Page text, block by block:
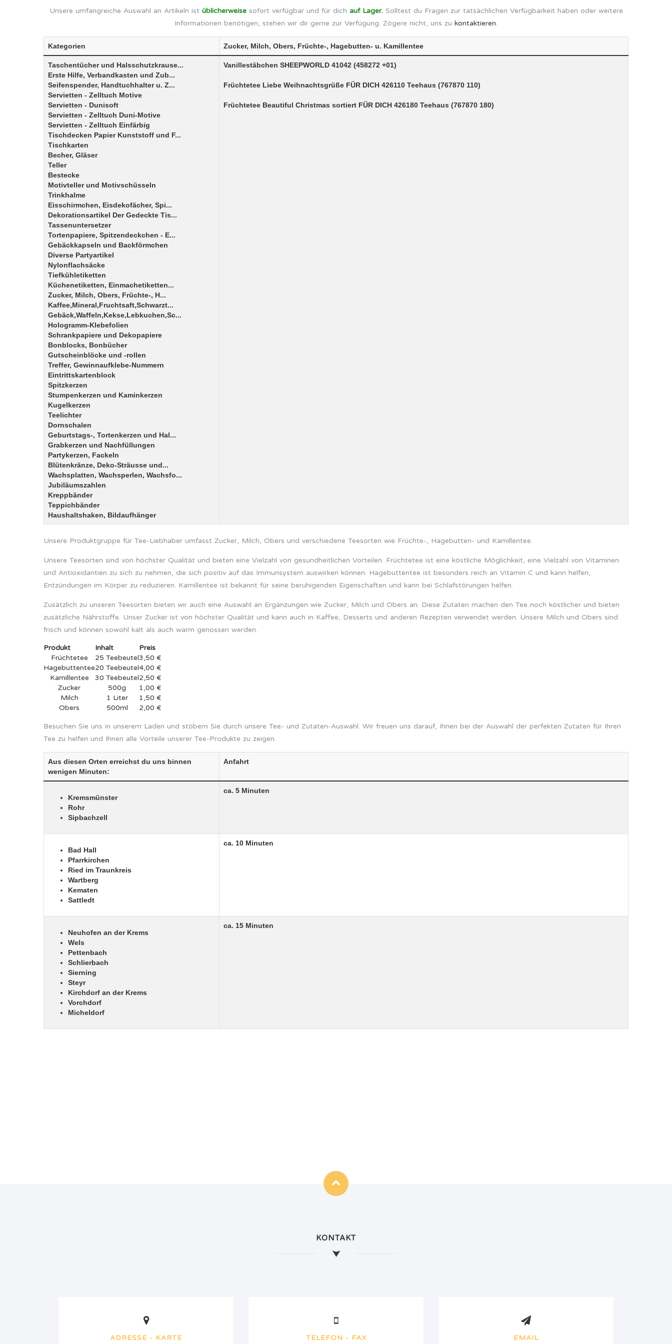
Unsere umfangreiche Auswahl an Artikeln ist üblicherweisesofort verfügbar und für dich auf Lager.Solltest du Fragen zur tatsächlichen Verfügbarkeit haben oder weitere
Informationen benötigen, stehen wir dir gerne zur Verfügung. Zögere nicht, uns zu kontaktieren.
Kategorien Zucker, Milch, Obers, Früchte-, Hagebutten- u. Kamillentee
Taschentücher und Halsschutzkrause...
Erste Hilfe, Verbandkasten und Zub...
Seifenspender, Handtuchhalter u. Z...
Servietten - Zelltuch Motive
Servietten - Dunisoft
Servietten - Zelltuch Duni-Motive
Servietten - Zelltuch Einfärbig
Tischdecken Papier Kunststoff und F...
Tischkarten
Becher, Gläser
Teller
Bestecke
Motivteller und Motivschüsseln
Trinkhalme
Eisschirmchen, Eisdekofächer, Spi...
Dekorationsartikel Der Gedeckte Tis...
Tassenuntersetzer
Tortenpapiere, Spitzendeckchen - E...
Gebäckkapseln und Backförmchen
Diverse Partyartikel
Nylonflachsäcke
Tiefkühletiketten
Küchenetiketten, Einmachetiketten...
Zucker, Milch, Obers, Früchte-, H...
Kaffee,Mineral,Fruchtsaft,Schwarzt...
Gebäck,Waffeln,Kekse,Lebkuchen,Sc...
Hologramm-Klebefolien
Schrankpapiere und Dekopapiere
Bonblocks, Bonbücher
Gutscheinblöcke und -rollen
Treffer, Gewinnaufklebe-Nummern
Eintrittskartenblock
Spitzkerzen
Stumpenkerzen und Kaminkerzen
Kugelkerzen
Teelichter
Dornschalen
Geburtstags-, Tortenkerzen und Hal...
Grabkerzen und Nachfüllungen
Partykerzen, Fackeln
Blütenkränze, Deko-Sträusse und...
Wachsplatten, Wachsperlen, Wachsfo...
Jubiläumszahlen
Kreppbänder
Teppichbänder
Haushaltshaken, Bildaufhänger
Vanillestäbchen SHEEPWORLD 41042 (458272 +01)
Früchtetee Liebe Weihnachtsgrüße FÜR DICH 426110 Teehaus (767870 110)
Früchtetee Beautiful Christmas sortiert FÜR DICH 426180 Teehaus (767870 180)
Unsere Produktgruppe für Tee-Liebhaber umfasst Zucker, Milch, Obers und verschiedene Teesorten wie Früchte-, Hagebutten- und Kamillentee.
Unsere Teesorten sind von höchster Qualität und bieten eine Vielzahl von gesundheitlichen Vorteilen. Früchtetee ist eine köstliche Möglichkeit, eine Vielzahl von Vitaminen
und Antioxidantien zu sich zu nehmen, die sich positiv auf das Immunsystem auswirken können. Hagebuttentee ist besonders reich an Vitamin C und kann helfen,
Entzündungen im Körper zu reduzieren. Kamillentee ist bekannt für seine beruhigenden Eigenschaften und kann bei Schlafstörungen helfen.
Zusätzlich zu unseren Teesorten bieten wir auch eine Auswahl an Ergänzungen wie Zucker, Milch und Obers an. Diese Zutaten machen den Tee noch köstlicher und bieten
zusätzliche Nährstoffe. Unser Zucker ist von höchster Qualität und kann auch in Kaffee, Desserts und anderen Rezepten verwendet werden. Unsere Milch und Obers sind
frisch und können sowohl kalt als auch warm genossen werden.
Produkt Inhalt
Preis
Früchtetee
25 Teebeutel3,50 €
Hagebuttentee20 Teebeutel4,00 €
Kamillentee
30 Teebeutel2,50 €
Zucker
500g
1,00 €
Milch
1 Liter
1,50 €
Obers
500ml 2,00 €
Besuchen Sie uns in unserem Laden und stöbern Sie durch unsere Tee- und Zutaten-Auswahl. Wir freuen uns darauf, Ihnen bei der Auswahl der perfekten Zutaten für Ihren
Tee zu helfen und Ihnen alle Vorteile unserer Tee-Produkte zu zeigen.
Aus diesen Orten erreichst du uns binnen
wenigen Minuten:
Anfahrt
Kremsmünster
Rohr
Sipbachzell
ca. 5 Minuten
Bad Hall
Pfarrkirchen
Ried im Traunkreis
Wartberg
Kematen
Sattledt
ca. 10 Minuten
Neuhofen an der Krems
Wels
Pettenbach
Schlierbach
Sierning
Steyr
Kirchdorf an der Krems
Vorchdorf
Micheldorf
ca. 15 Minuten
KONTAKT
ADRESSE - KARTE TELEFON - FAX EMAIL